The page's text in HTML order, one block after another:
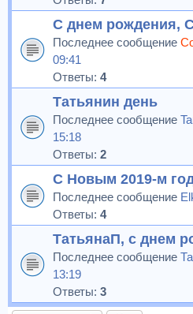
С днем рождения,
Последнее сообщение
09:41
Ответы: 4
Татьянин день
Последнее сообщение
15:18
Ответы: 2
С Новым 2019-м
Последнее сообщение
Ответы: 4
ТатьянаП, с днем
Последнее сообщение
13:19
Ответы: 3